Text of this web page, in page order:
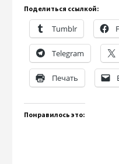
Поделиться ссылкой:
Tumblr
Telegram
Печать
Понравилось это: